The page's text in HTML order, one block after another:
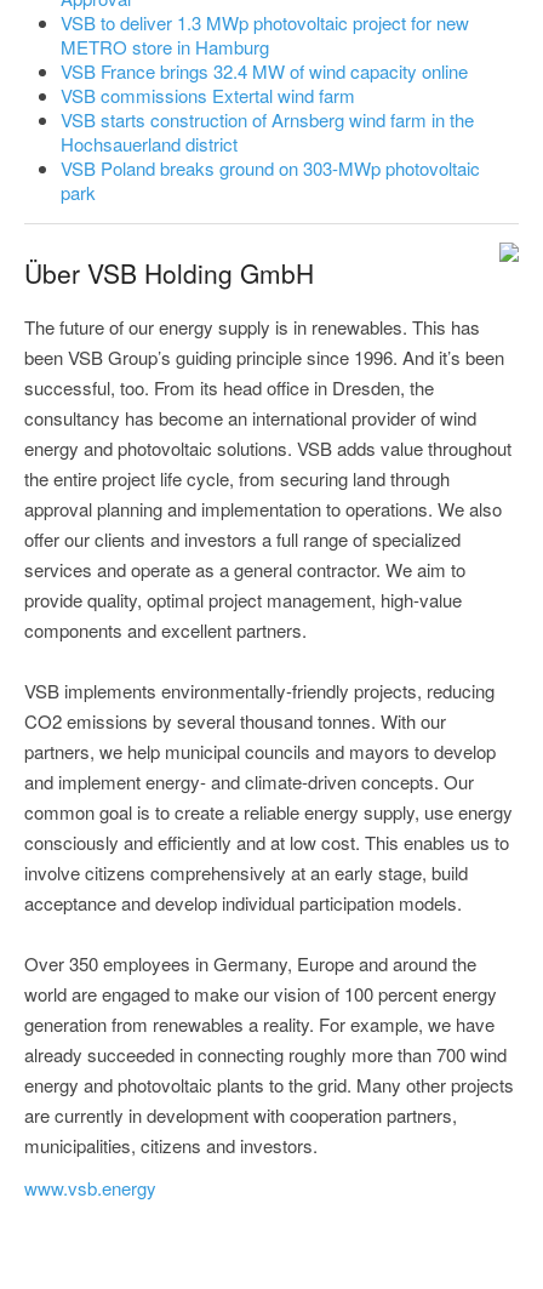
VSB to deliver 1.3 MWp photovoltaic project for new
METRO store in Hamburg
VSB France brings 32.4 MW of wind capacity online
VSB commissions Extertal wind farm
VSB starts construction of Arnsberg wind farm in the
Hochsauerland district
VSB Poland breaks ground on 303-MWp photovoltaic
park
Über VSB Holding GmbH
The future of our energy supply is in renewables. This has
been VSB Group’s guiding principle since 1996. And it’s been
successful, too. From its head office in Dresden, the
consultancy has become an international provider of wind
energy and photovoltaic solutions. VSB adds value throughout
the entire project life cycle, from securing land through
approval planning and implementation to operations. We also
offer our clients and investors a full range of specialized
services and operate as a general contractor. We aim to
provide quality, optimal project management, high-value
components and excellent partners.
VSB implements environmentally-friendly projects, reducing
CO2 emissions by several thousand tonnes. With our
partners, we help municipal councils and mayors to develop
and implement energy- and climate-driven concepts. Our
common goal is to create a reliable energy supply, use energy
consciously and efficiently and at low cost. This enables us to
involve citizens comprehensively at an early stage, build
acceptance and develop individual participation models.
Over 350 employees in Germany, Europe and around the
world are engaged to make our vision of 100 percent energy
generation from renewables a reality. For example, we have
already succeeded in connecting roughly more than 700 wind
energy and photovoltaic plants to the grid. Many other projects
are currently in development with cooperation partners,
municipalities, citizens and investors.
www.vsb.energy